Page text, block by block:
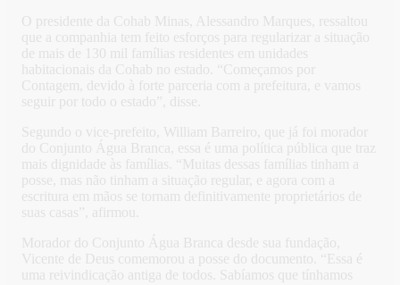
O presidente da Cohab Minas, Alessandro Marques, ressaltou
que a companhia tem feito esforços para regularizar a situação
de mais de 130 mil famílias residentes em unidades
habitacionais da Cohab no estado. “Começamos por
Contagem, devido à forte parceria com a prefeitura, e vamos
seguir por todo o estado”, disse.
Segundo o vice-prefeito, William Barreiro, que já foi morador
do Conjunto Água Branca, essa é uma política pública que traz
mais dignidade às famílias. “Muitas dessas famílias tinham a
posse, mas não tinham a situação regular, e agora com a
escritura em mãos se tornam definitivamente proprietários de
suas casas”, afirmou.
Morador do Conjunto Água Branca desde sua fundação,
Vicente de Deus comemorou a posse do documento. “Essa é
uma reivindicação antiga de todos. Sabíamos que tínhamos